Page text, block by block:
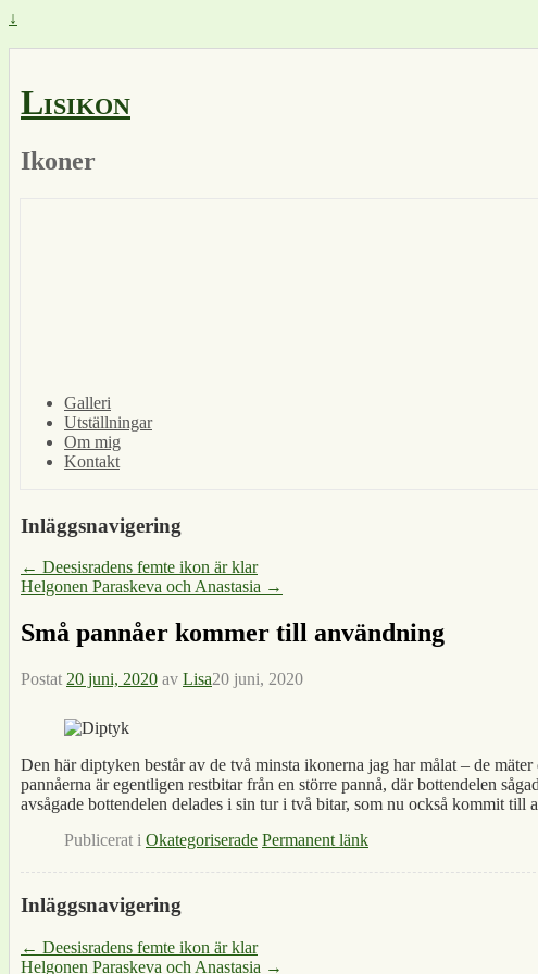
↓
Lisikon
Ikoner
Galleri
Utställningar
Om mig
Kontakt
Inläggsnavigering
← Deesisradens femte ikon är klar
Helgonen Paraskeva och Anastasia →
Små pannåer kommer till användning
Postat 20 juni, 2020 av Lisa20 juni, 2020
Den här diptyken består av de två minsta ikonerna jag har målat – de
pannåerna är egentligen restbitar från en större pannå, där bottendelen
avsågade bottendelen delades i sin tur i två bitar, som nu också kommit till
Publicerat i Okategoriserade Permanent länk
Inläggsnavigering
← Deesisradens femte ikon är klar
Helgonen Paraskeva och Anastasia →